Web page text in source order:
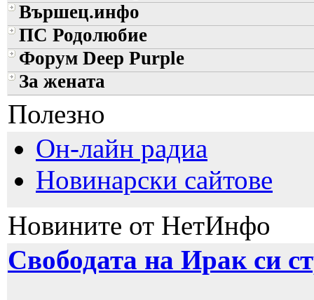
Вършец.инфо
ПС Родолюбие
Форум Deep Purple
За жената
Полезно
Он-лайн радиа
Новинарски сайтове
Новините от НетИнфо
Свободата на Ирак си